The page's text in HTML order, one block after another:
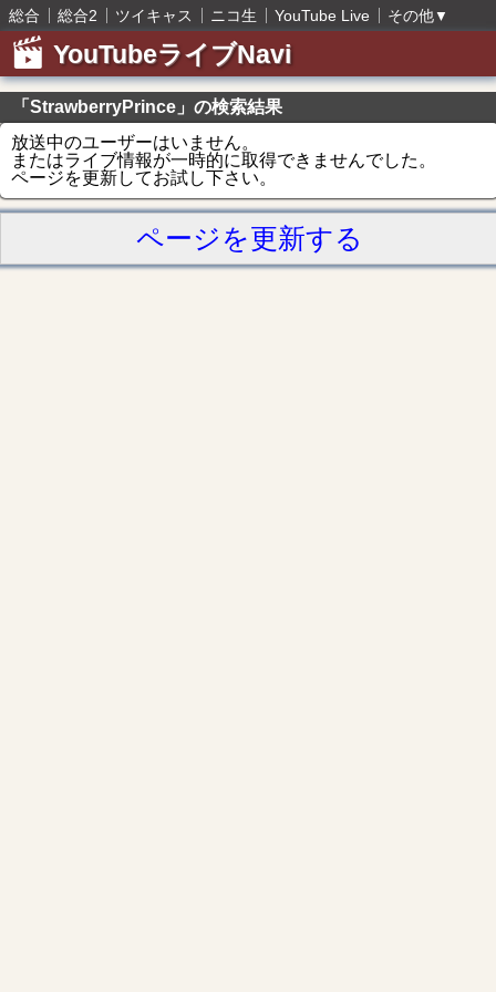
総合 総合2 ツイキャス ニコ生 YouTube Live その他▼
YouTubeライブNavi
「StrawberryPrince」の検索結果
放送中のユーザーはいません。
またはライブ情報が一時的に取得できませんでした。
ページを更新してお試し下さい。
ページを更新する